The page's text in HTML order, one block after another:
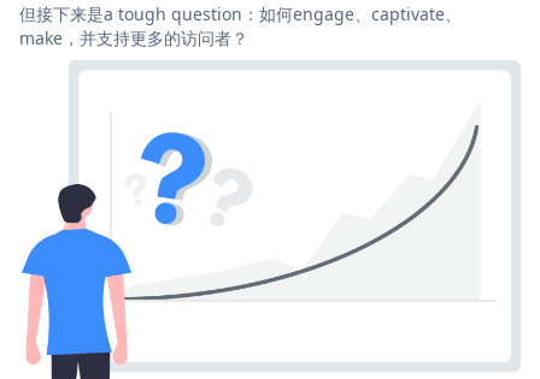
但接下来是a tough question：如何engage、captivate、
make，并支持更多的访问者？